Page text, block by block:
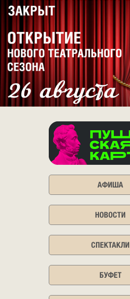
АФИША
НОВОСТИ
СПЕКТАКЛИ
БУФЕТ